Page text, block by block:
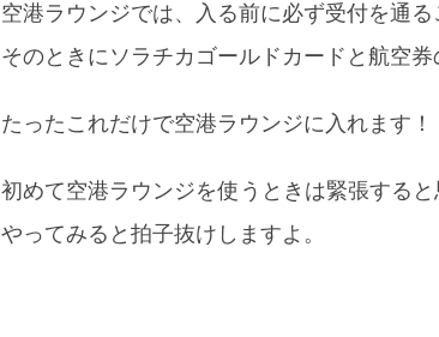
空港ラウンジでは、入る前に必ず受付を通る
そのときにソラチカゴールドカードと航空
たったこれだけで空港ラウンジに入れます！
初めて空港ラウンジを使うときは緊張する
やってみると拍子抜けしますよ。